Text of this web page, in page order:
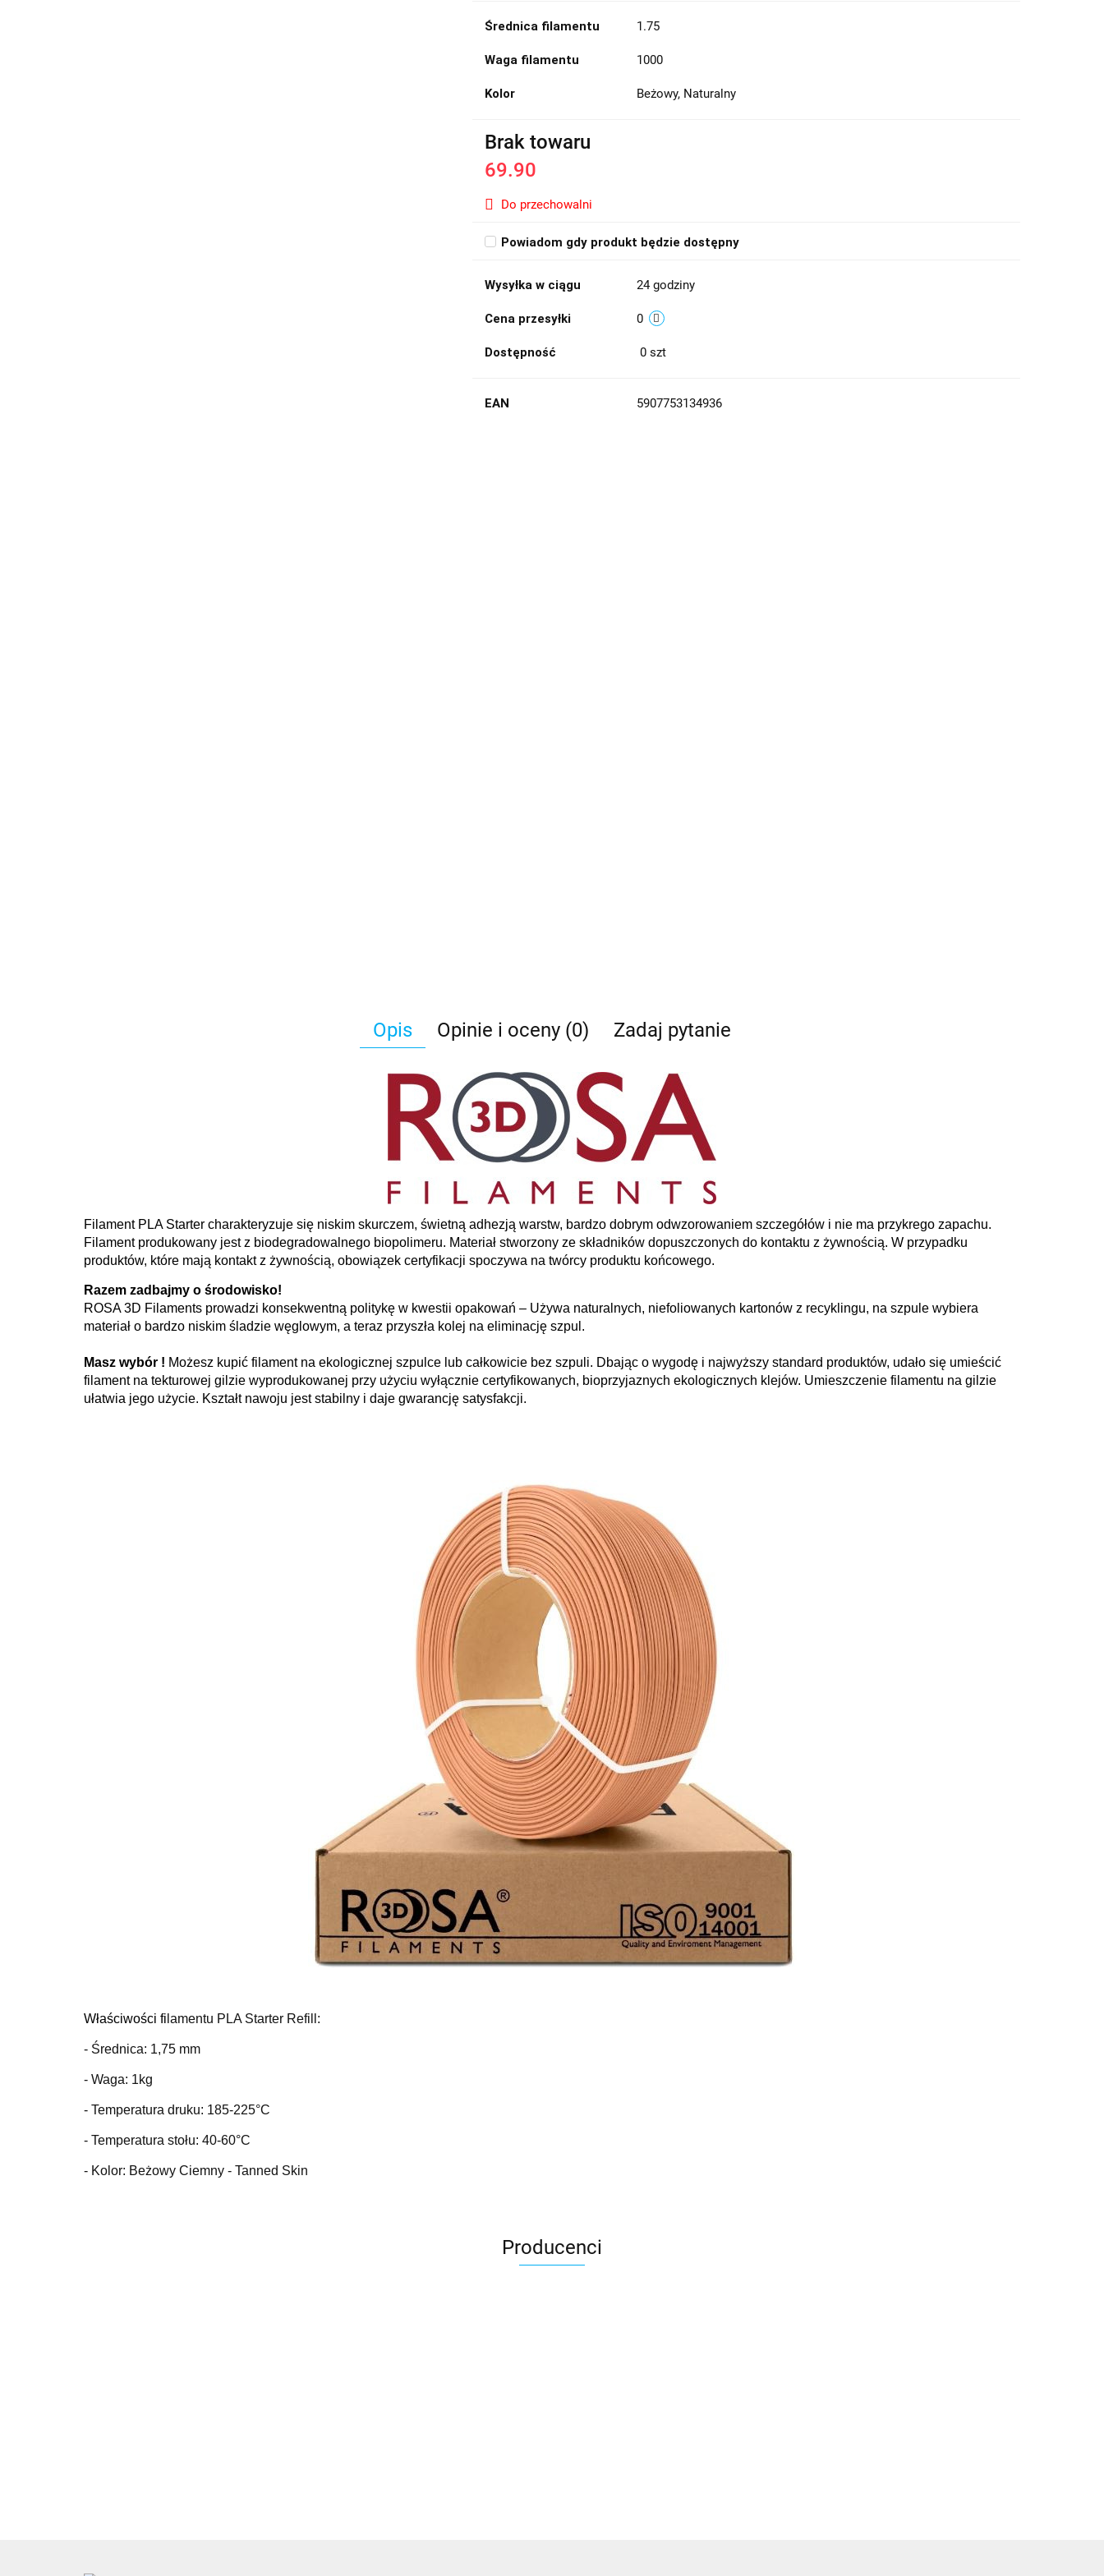
Średnica filamentu 1.75
Waga filamentu 1000
Kolor Beżowy, Naturalny
Brak towaru
69.90
Do przechowalni
Powiadom gdy produkt będzie dostępny
Wysyłka w ciągu 24 godziny
Cena przesyłki 0
Dostępność 0 szt
EAN 5907753134936
Opis Opinie i oceny (0) Zadaj pytanie
Filament PLA Starter charakteryzuje się niskim skurczem, świetną adhezją warstw, bardzo dobrym odwzorowaniem szczegółów i nie ma przykrego zapachu.
Filament produkowany jest z biodegradowalnego biopolimeru. Materiał stworzony ze składników dopuszczonych do kontaktu z żywnością. W przypadku
produktów, które mają kontakt z żywnością, obowiązek certyfikacji spoczywa na twórcy produktu końcowego.
Razem zadbajmy o środowisko!
ROSA 3D Filaments prowadzi konsekwentną politykę w kwestii opakowań – Używa naturalnych, niefoliowanych kartonów z recyklingu, na szpule wybiera
materiał o bardzo niskim śladzie węglowym, a teraz przyszła kolej na eliminację szpul.
Masz wybór ! Możesz kupić filament na ekologicznej szpulce lub całkowicie bez szpuli. Dbając o wygodę i najwyższy standard produktów, udało się umieścić
filament na tekturowej gilzie wyprodukowanej przy użyciu wyłącznie certyfikowanych, bioprzyjaznych ekologicznych klejów. Umieszczenie filamentu na gilzie
ułatwia jego użycie. Kształt nawoju jest stabilny i daje gwarancję satysfakcji.
Właściwości fi lamentu PLA Starter Refill:
- Średnica: 1,75 mm
- Waga: 1kg
- Temperatura druku: 185-225°C
- Temperatura stołu: 40-60°C
- Kolor: Beżowy Ciemny - Tanned Skin
Producenci